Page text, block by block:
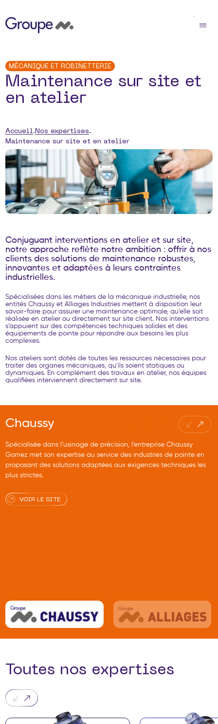
MÉCANIQUE ET ROBINETTERIE
Maintenance sur site et
en atelier
Accueil Nos expertises
Maintenance sur site et en atelier
Conjuguant interventions en ate ier et sur site,
notre approche ref lète notre ambition : offrir à nos
c ients des so utions de maintenance robustes,
innovantes et adaptées à leurs contraintes
industrie les.
Spécialisées dans les métiers de la mécanique industrielle, nos
entités Chaussy et Alliages Industries mettent à disposition leur
savoir-faire pour assurer une maintenance optimale, qu’elle soit
réalisée en atelier ou directement sur site client. Nos interventions
s’appuient sur des compétences techniques solides et des
équipements de pointe pour répondre aux besoins les plus
complexes.
Nos ateliers sont dotés de toutes les ressources nécessaires pour
traiter des organes mécaniques, qu’ils soient statiques ou
dynamiques. En complément des travaux en atelier, nos équipes
qualifiées interviennent directement sur site.
Chaussy
Spécialisée dans l’usinage de précision, l’entreprise Chaussy
Gomez met son expertise au service des industries de pointe en
proposant des solutions adaptées aux exigences techniques les
plus strictes.
VOIR LE SITE
Toutes nos expertises